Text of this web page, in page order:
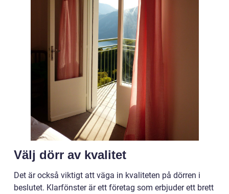
Välj dörr av kvalitet
Det är också viktigt att väga in kvaliteten på dörren i
beslutet. Klarfönster är ett företag som erbjuder ett brett